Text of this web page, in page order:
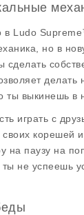
в Ludo
но в
сделать
ты выкинешь
играть с
корешей
на паузу на
не успеешь